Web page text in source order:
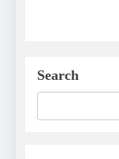
Search